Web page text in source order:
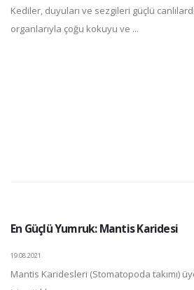
Kediler, duyuları ve sezgileri güçlü
organlarıyla çoğu kokuyu ve ...
En Güçlü Yumruk: Mantis Karidesi
19.08.2021
Mantis Karidesleri (Stomatopoda takımı)